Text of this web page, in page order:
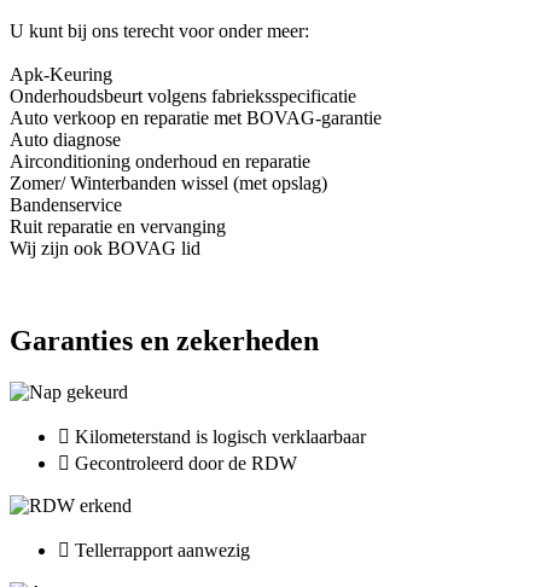
U kunt bij ons terecht voor onder meer:
Apk-Keuring
Onderhoudsbeurt volgens fabrieksspecificatie
Auto verkoop en reparatie met BOVAG-garantie
Auto diagnose
Airconditioning onderhoud en reparatie
Zomer/ Winterbanden wissel (met opslag)
Bandenservice
Ruit reparatie en vervanging
Wij zijn ook BOVAG lid
Garanties en zekerheden
Kilometerstand is logisch verklaarbaar
Gecontroleerd door de RDW
Tellerrapport aanwezig